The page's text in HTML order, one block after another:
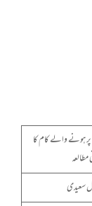
ہونے والے کام کا
مطالعہ
سعیدی